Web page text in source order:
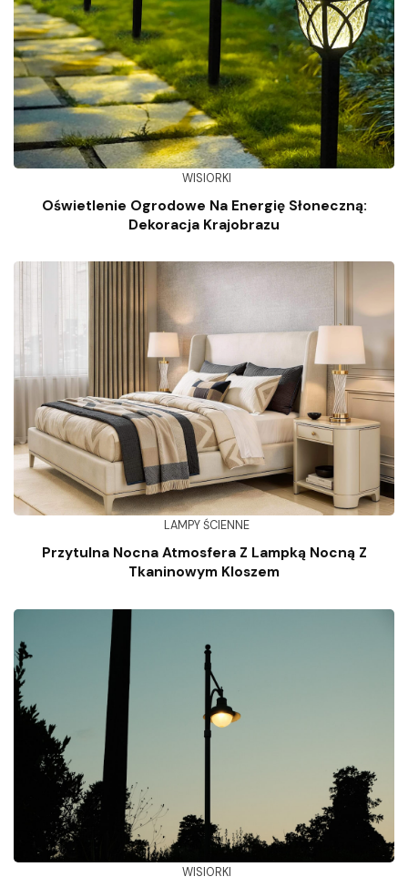
WISIORKI
Oświetlenie Ogrodowe Na Energię Słoneczną:
Dekoracja Krajobrazu
LAMPY ŚCIENNE
Przytulna Nocna Atmosfera Z Lampką Nocną Z
Tkaninowym Kloszem
WISIORKI